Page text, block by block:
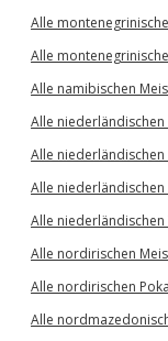
Alle
Alle
Alle namibischen
Alle
Alle
Alle
Alle
Alle nordirischen
Alle nordirischen
Alle